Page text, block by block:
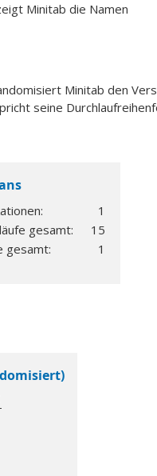
Minitab die Namen
Minitab den
seine
1
gesamt:
15
gesamt: 1